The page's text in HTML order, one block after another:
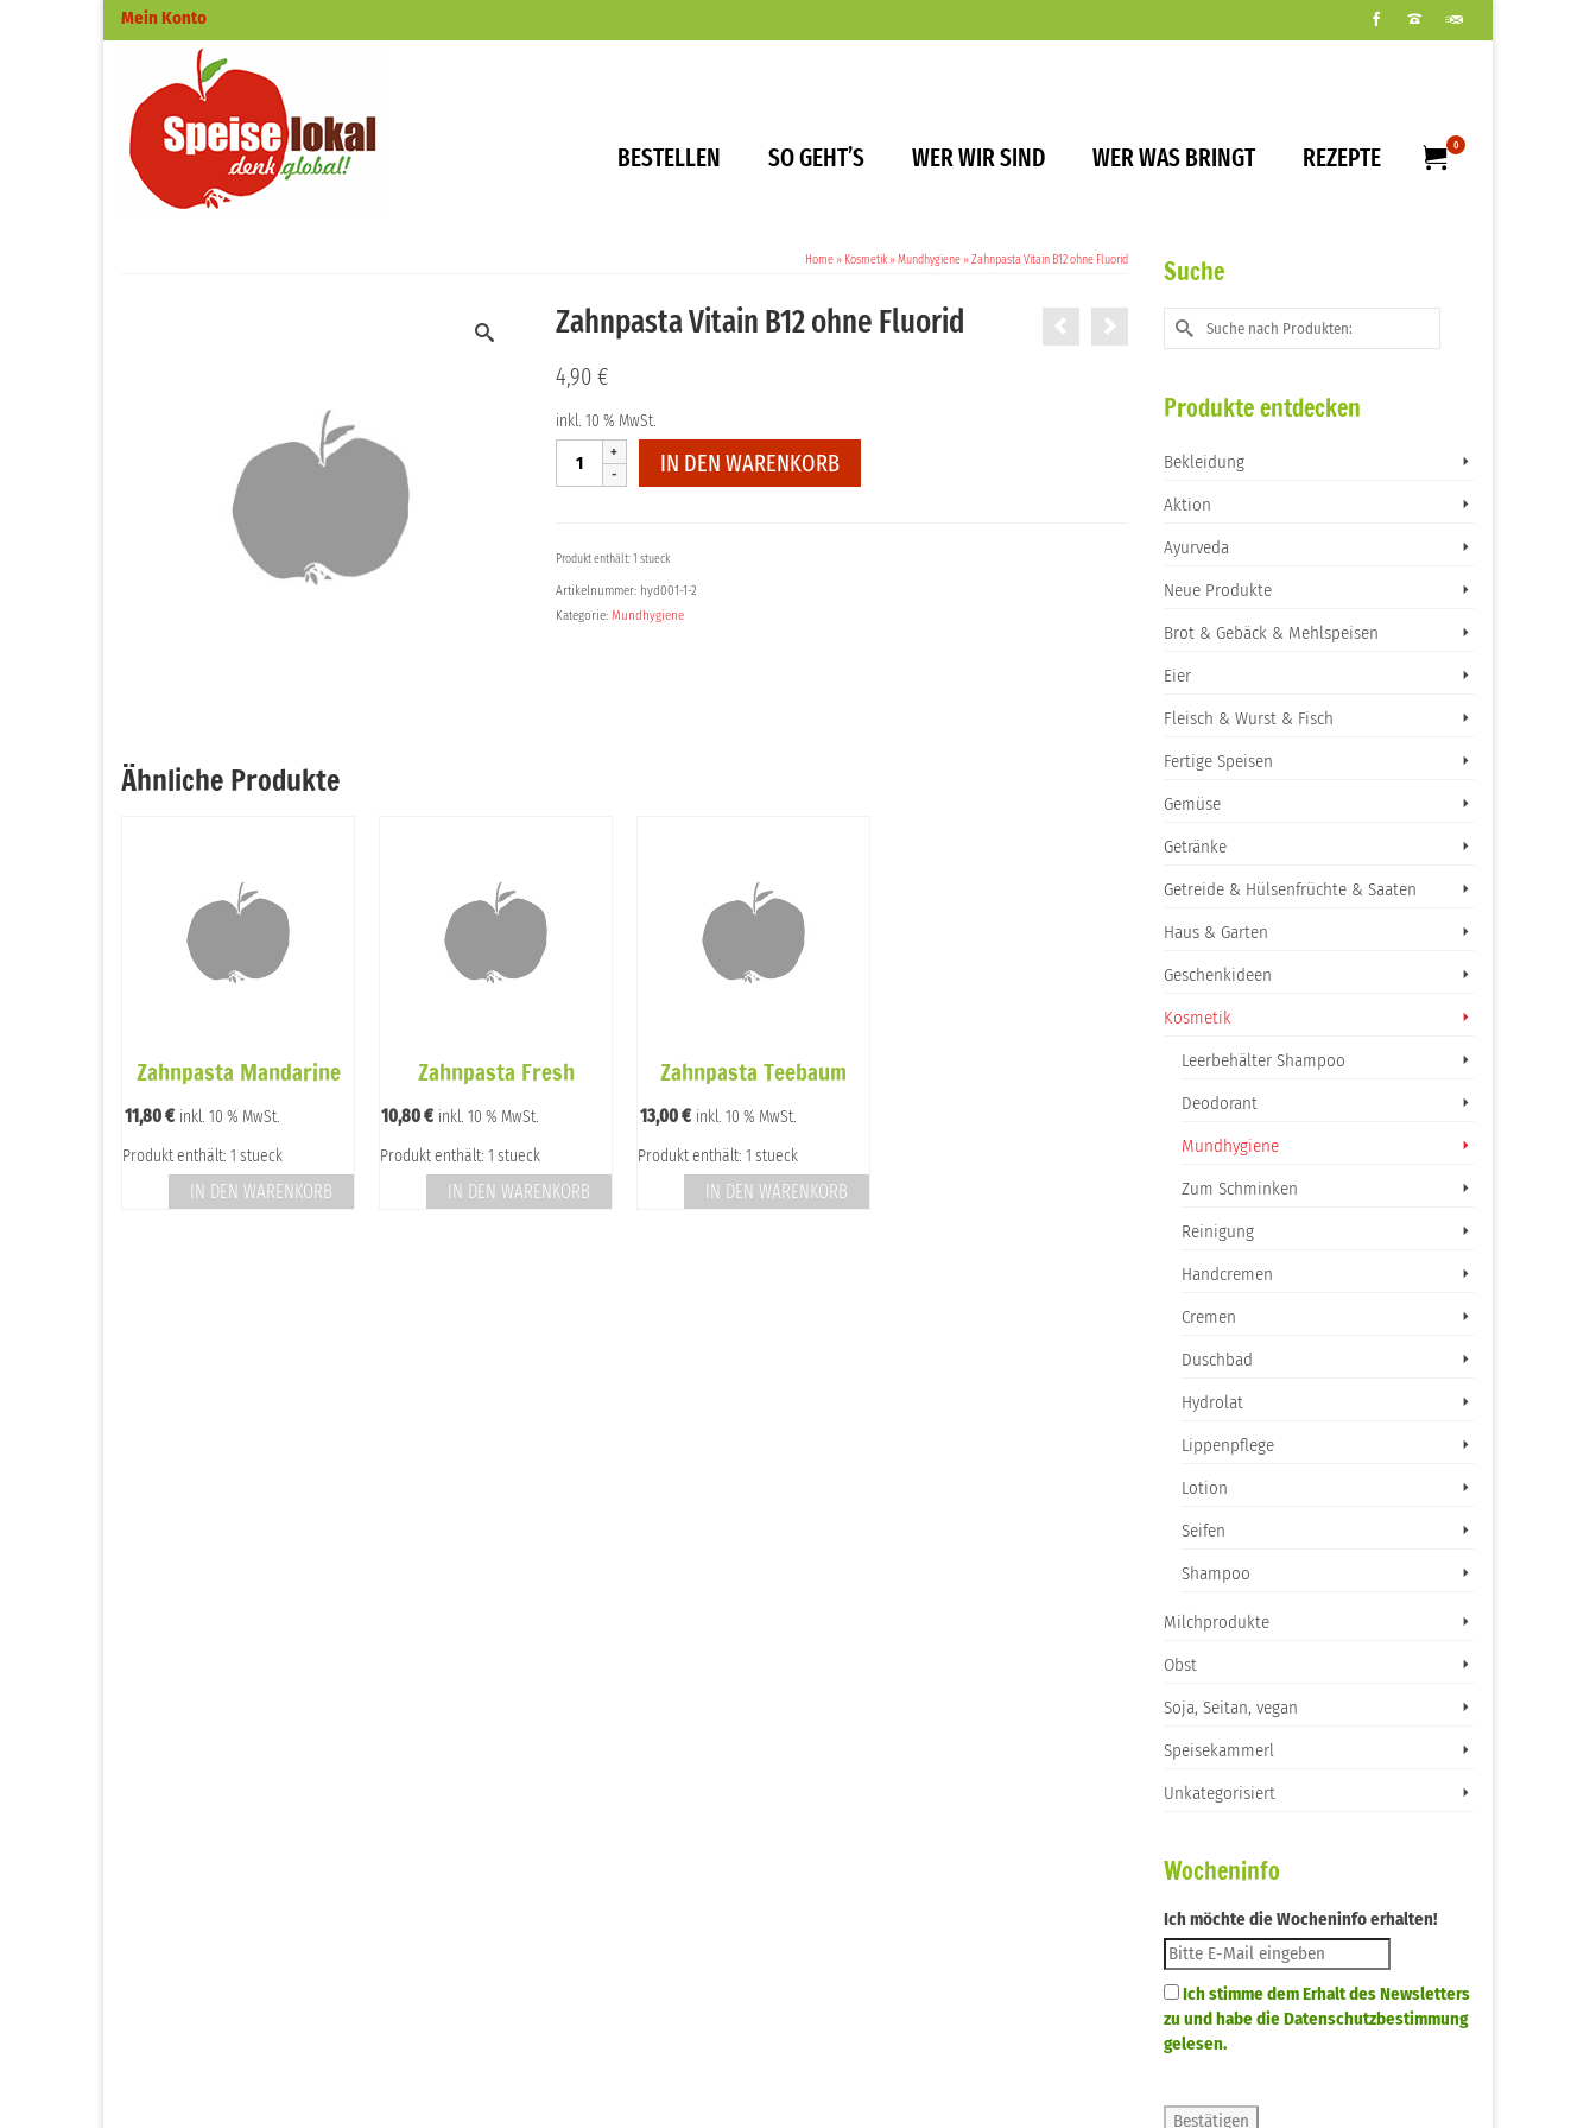
Mein Konto
BESTELLEN SO GEHT’S WER WIR SIND WER WAS BRINGT REZEPTE 0
Home » Kosmetik » Mundhygiene » Zahnpasta Vitain B12 ohne Fluorid
Zahnpasta Vitain B12 ohne Fluorid
4,90 €
inkl. 10 % MwSt.
Zahnpasta
Vitain
Fluorid
IN DEN WARENKORB
Produkt enthält: 1 stueck
Artikelnummer: hyd001-1-2
Kategorie: Mundhygiene
Ähnliche Produkte
Zahnpasta Mandarine
11,80€ inkl. 10 % MwSt.
Produkt enthält: 1 stueck
IN DEN WARENKORB
Zahnpasta Fresh
10,80€ inkl. 10 % MwSt.
Produkt enthält: 1 stueck
IN DEN WARENKORB
Zahnpasta Teebaum
13,00€ inkl. 10 % MwSt.
Produkt enthält: 1 stueck
IN DEN WARENKORB
Suche
Suche
nach:
Produkte entdecken
Bekleidung
Aktion
Ayurveda
Neue Produkte
Brot & Gebäck & Mehlspeisen
Eier
Fleisch & Wurst & Fisch
Fertige Speisen
Gemüse
Getränke
Getreide & Hülsenfrüchte & Saaten
Haus & Garten
Geschenkideen
Kosmetik
Leerbehälter Shampoo
Deodorant
Mundhygiene
Zum Schminken
Reinigung
Handcremen
Cremen
Duschbad
Hydrolat
Lippenpflege
Lotion
Seifen
Shampoo
Milchprodukte
Obst
Soja, Seitan, vegan
Speisekammerl
Unkategorisiert
Wocheninfo
Ich möchte die Wocheninfo erhalten!
Ich stimme dem Erhalt des Newsletters
zu und habe die Datenschutzbestimmung
gelesen.